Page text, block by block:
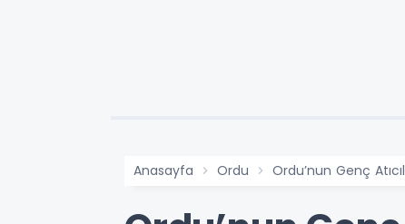
Anasayfa Ordu Ordu’nun Genç